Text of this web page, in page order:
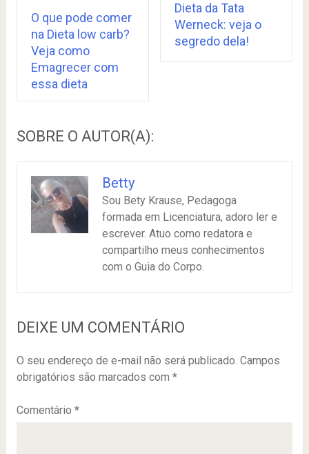
O que pode comer
na Dieta low carb?
Veja como
Emagrecer com
essa dieta
Dieta da Tata
Werneck: veja o
segredo dela!
SOBRE O AUTOR(A):
Betty
Sou Bety Krause, Pedagoga
formada em Licenciatura, adoro ler e
escrever. Atuo como redatora e
compartilho meus conhecimentos
com o Guia do Corpo.
DEIXE UM COMENTÁRIO
O seu endereço de e-mail não será publicado. Campos
obrigatórios são marcados com *
Comentário *